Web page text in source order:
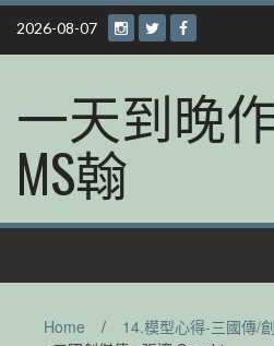
Skip
content
2026-08-07
一天到晚
MS翰
Home / 14.模型心得-三國傳/